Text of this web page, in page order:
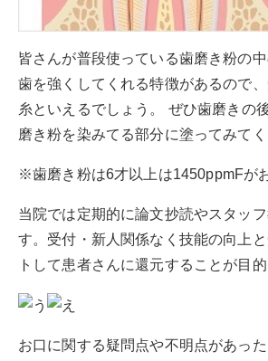
皆さんが普段使っている歯磨き粉の
歯を強くしてくれる特徴があるので
糸といえるでしょう。 ぜひ歯磨きの
磨き粉を染みてる部分に塗ってみてく
※歯磨き粉は6才以上は1450ppmFが
当院では定期的に論文抄読やスタッ
す。受付・新人関係なく技能の向上
トして患者さんに還元することが目的
お口に関する疑問点や不明点があっ